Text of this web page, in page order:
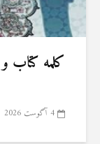
کلمه کتاب
4 آگوست 2026